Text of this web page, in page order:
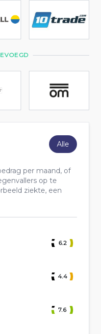
Alle
per maand, of
op te
ziekte, een
6.2
4.4
7.6